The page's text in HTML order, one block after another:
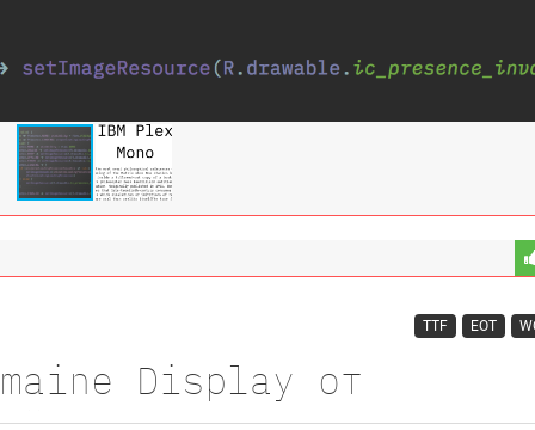
TTF EOT